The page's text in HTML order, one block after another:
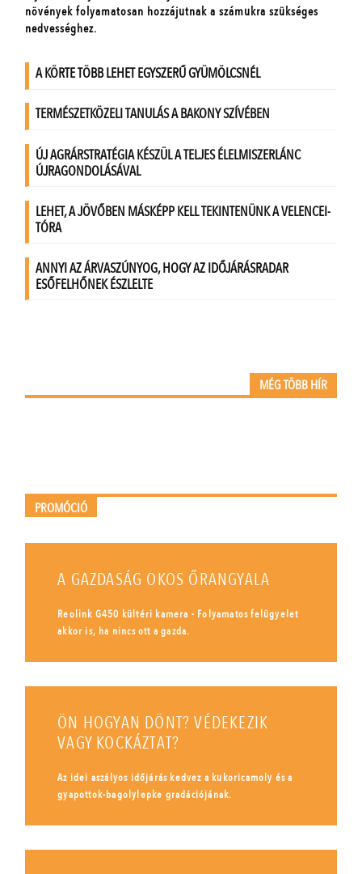
MÉG TÖBB HÍR
PROMÓCIÓ
A GAZDASÁG OKOS ŐRANGYALA
Reolink G450 kültéri kamera - Folyamatos felügyelet
akkor is, ha nincs ott a gazda.
ÖN HOGYAN DÖNT? VÉDEKEZIK
VAGY KOCKÁZTAT?
Az idei aszályos időjárás kedvez a kukoricamoly és a
gyapottok-bagolylepke gradációjának.